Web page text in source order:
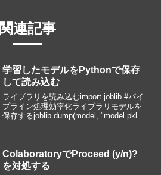
関連記事
学習したモデルをPythonで保存
して読み込む
ライブラリを読み込むimport joblib #パイ
プライン処理効率化ライブラリモデルを
保存するjoblib.dump(model, "model.pkl")
ColaboratoryでProceed (y/n)?
を対処する